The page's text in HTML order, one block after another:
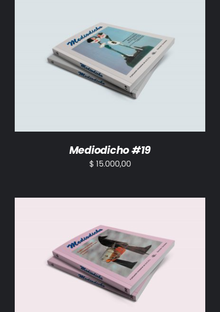
AÑADIR AL CARRITO / DETALLES
Mediodicho #19
$ 15.000,00
AÑADIR AL CARRITO / DETALLES